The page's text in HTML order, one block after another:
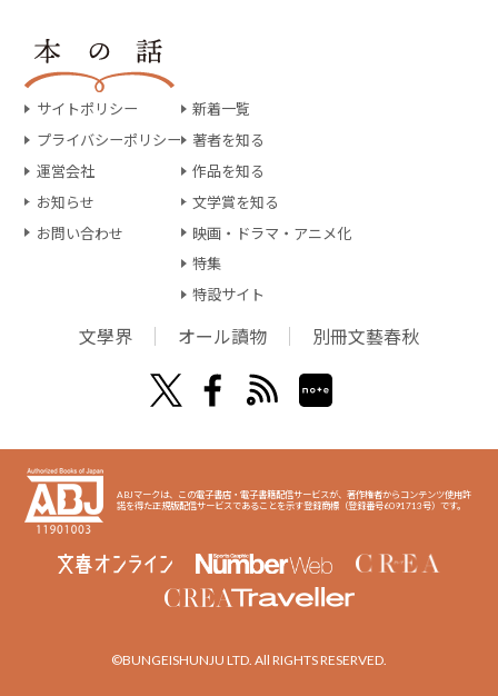
サイトポリシー
プライバシーポリシー
運営会社
お知らせ
お問い合わせ
新着一覧
著者を知る
作品を知る
文学賞を知る
映画・ドラマ・アニメ化
特集
特設サイト
文學界 オール讀物 別冊文藝春秋
ABJマークは、この電子書店・電子書籍配信サービスが、著作権者からコンテンツ使用許
諾を得た正規版配信サービスであることを示す登録商標（登録番号6091713号）です。
©BUNGEISHUNJU LTD. All RIGHTS RESERVED.